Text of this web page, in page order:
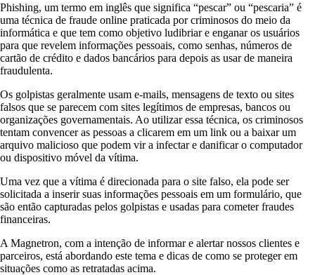
Phishing, um termo em inglês que significa “pescar” ou “pescaria” é
uma técnica de fraude online praticada por criminosos do meio da
informática e que tem como objetivo ludibriar e enganar os usuários
para que revelem informações pessoais, como senhas, números de
cartão de crédito e dados bancários para depois as usar de maneira
fraudulenta.
Os golpistas geralmente usam e-mails, mensagens de texto ou sites
falsos que se parecem com sites legítimos de empresas, bancos ou
organizações governamentais. Ao utilizar essa técnica, os criminosos
tentam convencer as pessoas a clicarem em um link ou a baixar um
arquivo malicioso que podem vir a infectar e danificar o computador
ou dispositivo móvel da vítima.
Uma vez que a vítima é direcionada para o site falso, ela pode ser
solicitada a inserir suas informações pessoais em um formulário, que
são então capturadas pelos golpistas e usadas para cometer fraudes
financeiras.
A Magnetron, com a intenção de informar e alertar nossos clientes e
parceiros, está abordando este tema e dicas de como se proteger em
situações como as retratadas acima.